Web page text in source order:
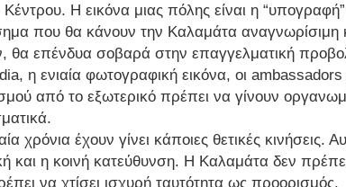
Κέντρου. Η εικόνα μιας πόλης είναι η
που θα κάνουν την Καλαμάτα αναγνωρίσιμη
θα επένδυα σοβαρά στην επαγγελματική
η ενιαία φωτογραφική εικόνα, οι ambassadors
από το εξωτερικό πρέπει να γίνουν
χρόνια έχουν γίνει κάποιες θετικές κινήσεις.
και η κοινή κατεύθυνση. Η Καλαμάτα δεν
να χτίσει ισχυρή ταυτότητα ως προορισμός.